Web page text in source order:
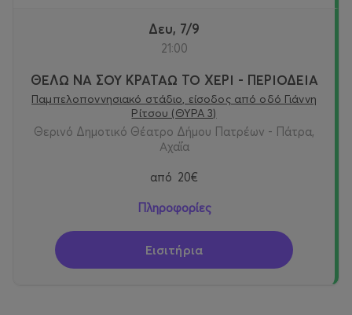
Δευ, 7/9
21:00
ΘΕΛΩ ΝΑ ΣΟΥ ΚΡΑΤΑΩ ΤΟ ΧΕΡΙ - ΠΕΡΙΟΔΕΙΑ
Παμπελοποννησιακό στάδιο, είσοδος από οδό Γιάννη
Ρίτσου (ΘΥΡΑ 3)
Θερινό Δημοτικό Θέατρο Δήμου Πατρέων - Πάτρα,
Αχαΐα
από 20€
Πληροφορίες
Εισιτήρια